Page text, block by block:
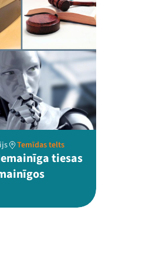
Temīdas telts
tiesas